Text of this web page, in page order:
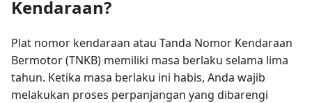
Kendaraan?
Plat nomor kendaraan atau Tanda Nomor Kendaraan
Bermotor (TNKB) memiliki masa berlaku selama lima
tahun. Ketika masa berlaku ini habis, Anda wajib
melakukan proses perpanjangan yang dibarengi